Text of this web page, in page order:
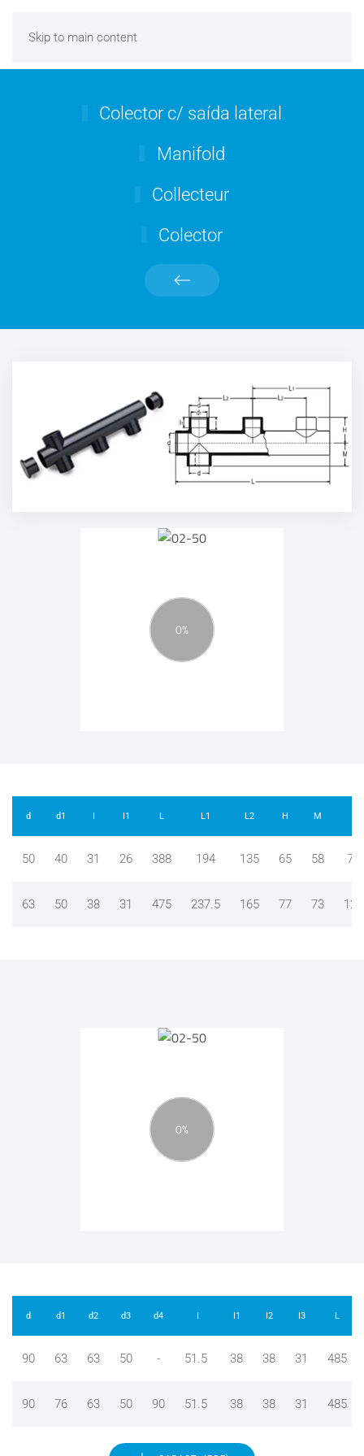
Skip to main content
Colector c/ saída lateral
Manifold
Collecteur
Colector
d d1 I I1 L L1 L2 H M
50 40 31 26 388 194 135 65 58
63 50 38 31 475 237.5 165 77 73
d d1 d2 d3 d4 I I1 I2 I3 L
90 63 63 50 - 51.5 38 38 31 485
90 76 63 50 90 51.5 38 38 31 485